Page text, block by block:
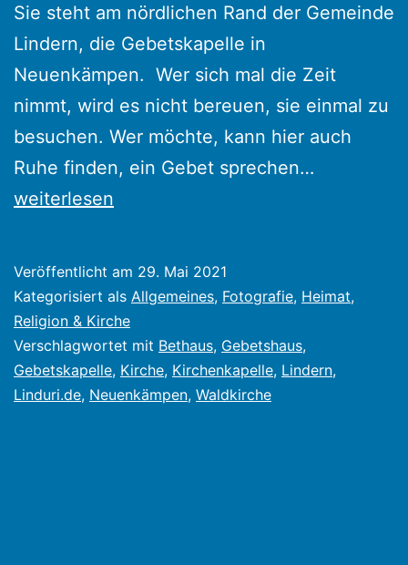
Sie steht am nördlichen Rand der Gemeinde
Lindern, die Gebetskapelle in
Neuenkämpen. Wer sich mal die Zeit
nimmt, wird es nicht bereuen, sie einmal zu
besuchen. Wer möchte, kann hier auch
Ruhe finden, ein Gebet sprechen…
aber
weiterlesen
Veröffentlicht am 29. Mai 2021
Kategorisiert als Allgemeines, Fotografie, Heimat,
Religion & Kirche
Verschlagwortet mit Bethaus, Gebetshaus,
Gebetskapelle, Kirche, Kirchenkapelle, Lindern,
Linduri.de, Neuenkämpen, Waldkirche